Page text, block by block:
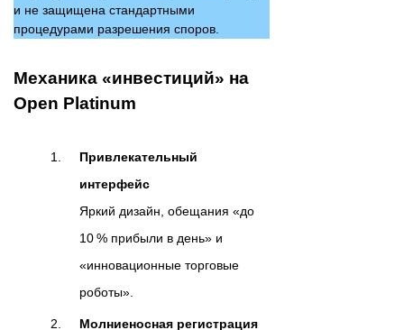
и не защищена стандартными
процедурами разрешения споров.
Механика «инвестиций» на
Open Platinum
Привлекательный
интерфейс
Яркий дизайн, обещания «до
10 % прибыли в день» и
«инновационные торговые
роботы».
Молниеносная регистрация